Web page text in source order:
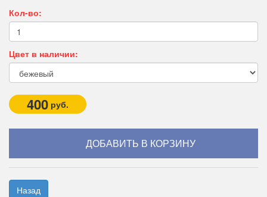
Кол-во:
Цвет в наличии:
400 руб.
Назад